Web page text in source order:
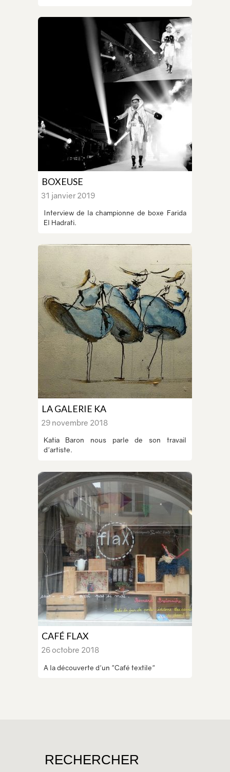
BOXEUSE
31 janvier 2019
Interview de la championne de boxe Farida
El Hadrati.
LA GALERIE KA
29 novembre 2018
Katia Baron nous parle de son travail
d'artiste.
CAFÉ FLAX
26 octobre 2018
A la découverte d'un "Café textile"
RECHERCHER